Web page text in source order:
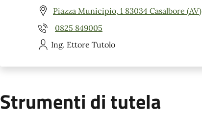
Piazza Municipio, 1 83034 Casalbore (AV)
0825 849005
Ing. Ettore Tutolo
Strumenti di tutela